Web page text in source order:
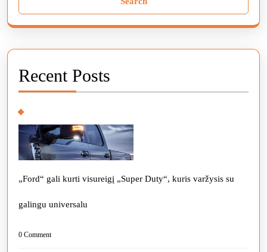
Recent Posts
„Ford“ gali kurti visureigį „Super Duty“, kuris varžysis su
galingu universalu
0 Comment